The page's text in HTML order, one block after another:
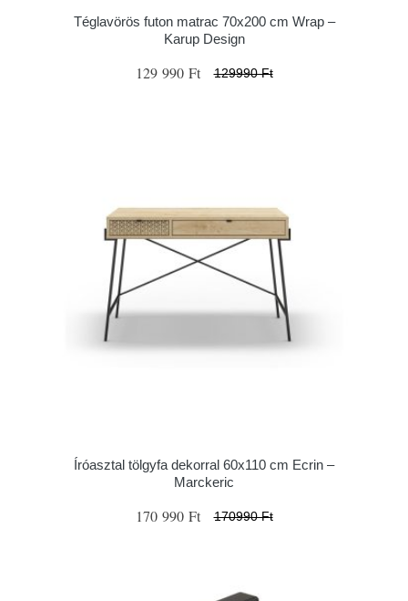
Téglavörös futon matrac 70x200 cm Wrap –
Karup Design
129 990 Ft 129990 Ft
Íróasztal tölgyfa dekorral 60x110 cm Ecrin –
Marckeric
170 990 Ft 170990 Ft